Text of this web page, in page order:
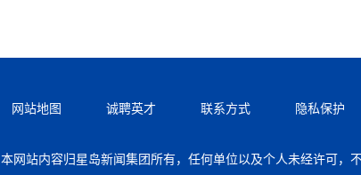
网站地图 诚聘英才 联系方式 隐私保护
本网站内容归星岛新闻集团所有，任何单位以及个人未经许可，